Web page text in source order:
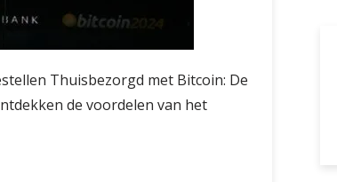
Thuisbezorgd met Bitcoin: De
de voordelen van het